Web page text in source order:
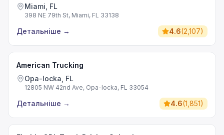
Miami, FL
398 NE 79th St, Miami, FL 33138
Детальніше → 4.6(2,107)
American Trucking
Opa-locka, FL
12805 NW 42nd Ave, Opa-locka, FL 33054
Детальніше → 4.6(1,851)